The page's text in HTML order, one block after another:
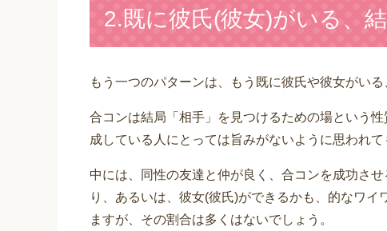
2.既に彼氏(彼女)がいる、
もう一つのパターンは、もう既に彼氏や彼女がい
合コンは結局「相手」を見つけるための場という
成している人にとっては旨みがないように思われて
中には、同性の友達と仲が良く、合コンを成功さ
り、あるいは、彼女(彼氏)ができるかも、的なワ
ますが、その割合は多くはないでしょう。